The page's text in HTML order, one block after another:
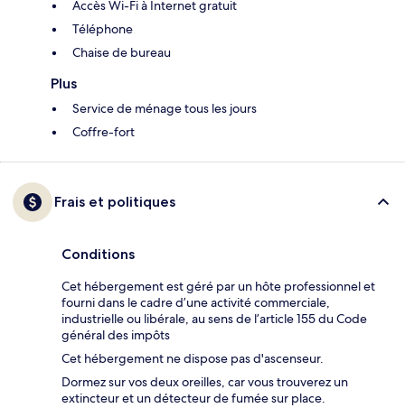
Accès Wi-Fi à Internet gratuit
Téléphone
Chaise de bureau
Plus
Service de ménage tous les jours
Coffre-fort
Frais et politiques
Conditions
Cet hébergement est géré par un hôte professionnel et
fourni dans le cadre d’une activité commerciale,
industrielle ou libérale, au sens de l’article 155 du Code
général des impôts
Cet hébergement ne dispose pas d'ascenseur.
Dormez sur vos deux oreilles, car vous trouverez un
extincteur et un détecteur de fumée sur place.